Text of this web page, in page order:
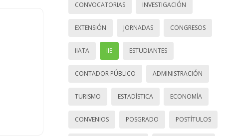
CONVOCATORIAS INVESTIGACIÓN
EXTENSIÓN JORNADAS CONGRESOS
IIATA IIE ESTUDIANTES
CONTADOR PÚBLICO ADMINISTRACIÓN
TURISMO ESTADÍSTICA ECONOMÍA
CONVENIOS POSGRADO POSTÍTULOS